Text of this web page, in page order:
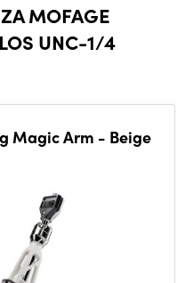
MOFAGE
UNC-1/4
Magic Arm - Beige